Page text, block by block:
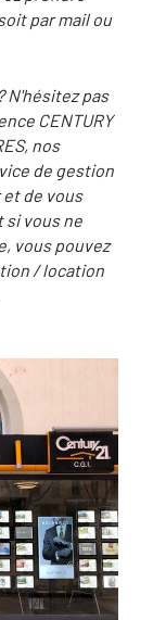
par mail ou
N'hésitez pas
CENTURY
nos
de gestion
de vous
vous ne
vous pouvez
/ location